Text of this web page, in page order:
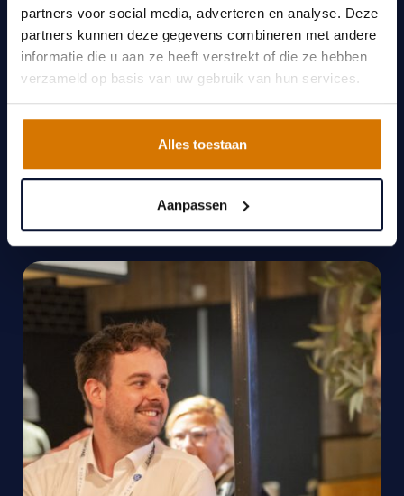
partners voor social media, adverteren en analyse. Deze
partners kunnen deze gegevens combineren met andere
informatie die u aan ze heeft verstrekt of die ze hebben
verzameld op basis van uw gebruik van hun services.
Alles toestaan
Aanpassen